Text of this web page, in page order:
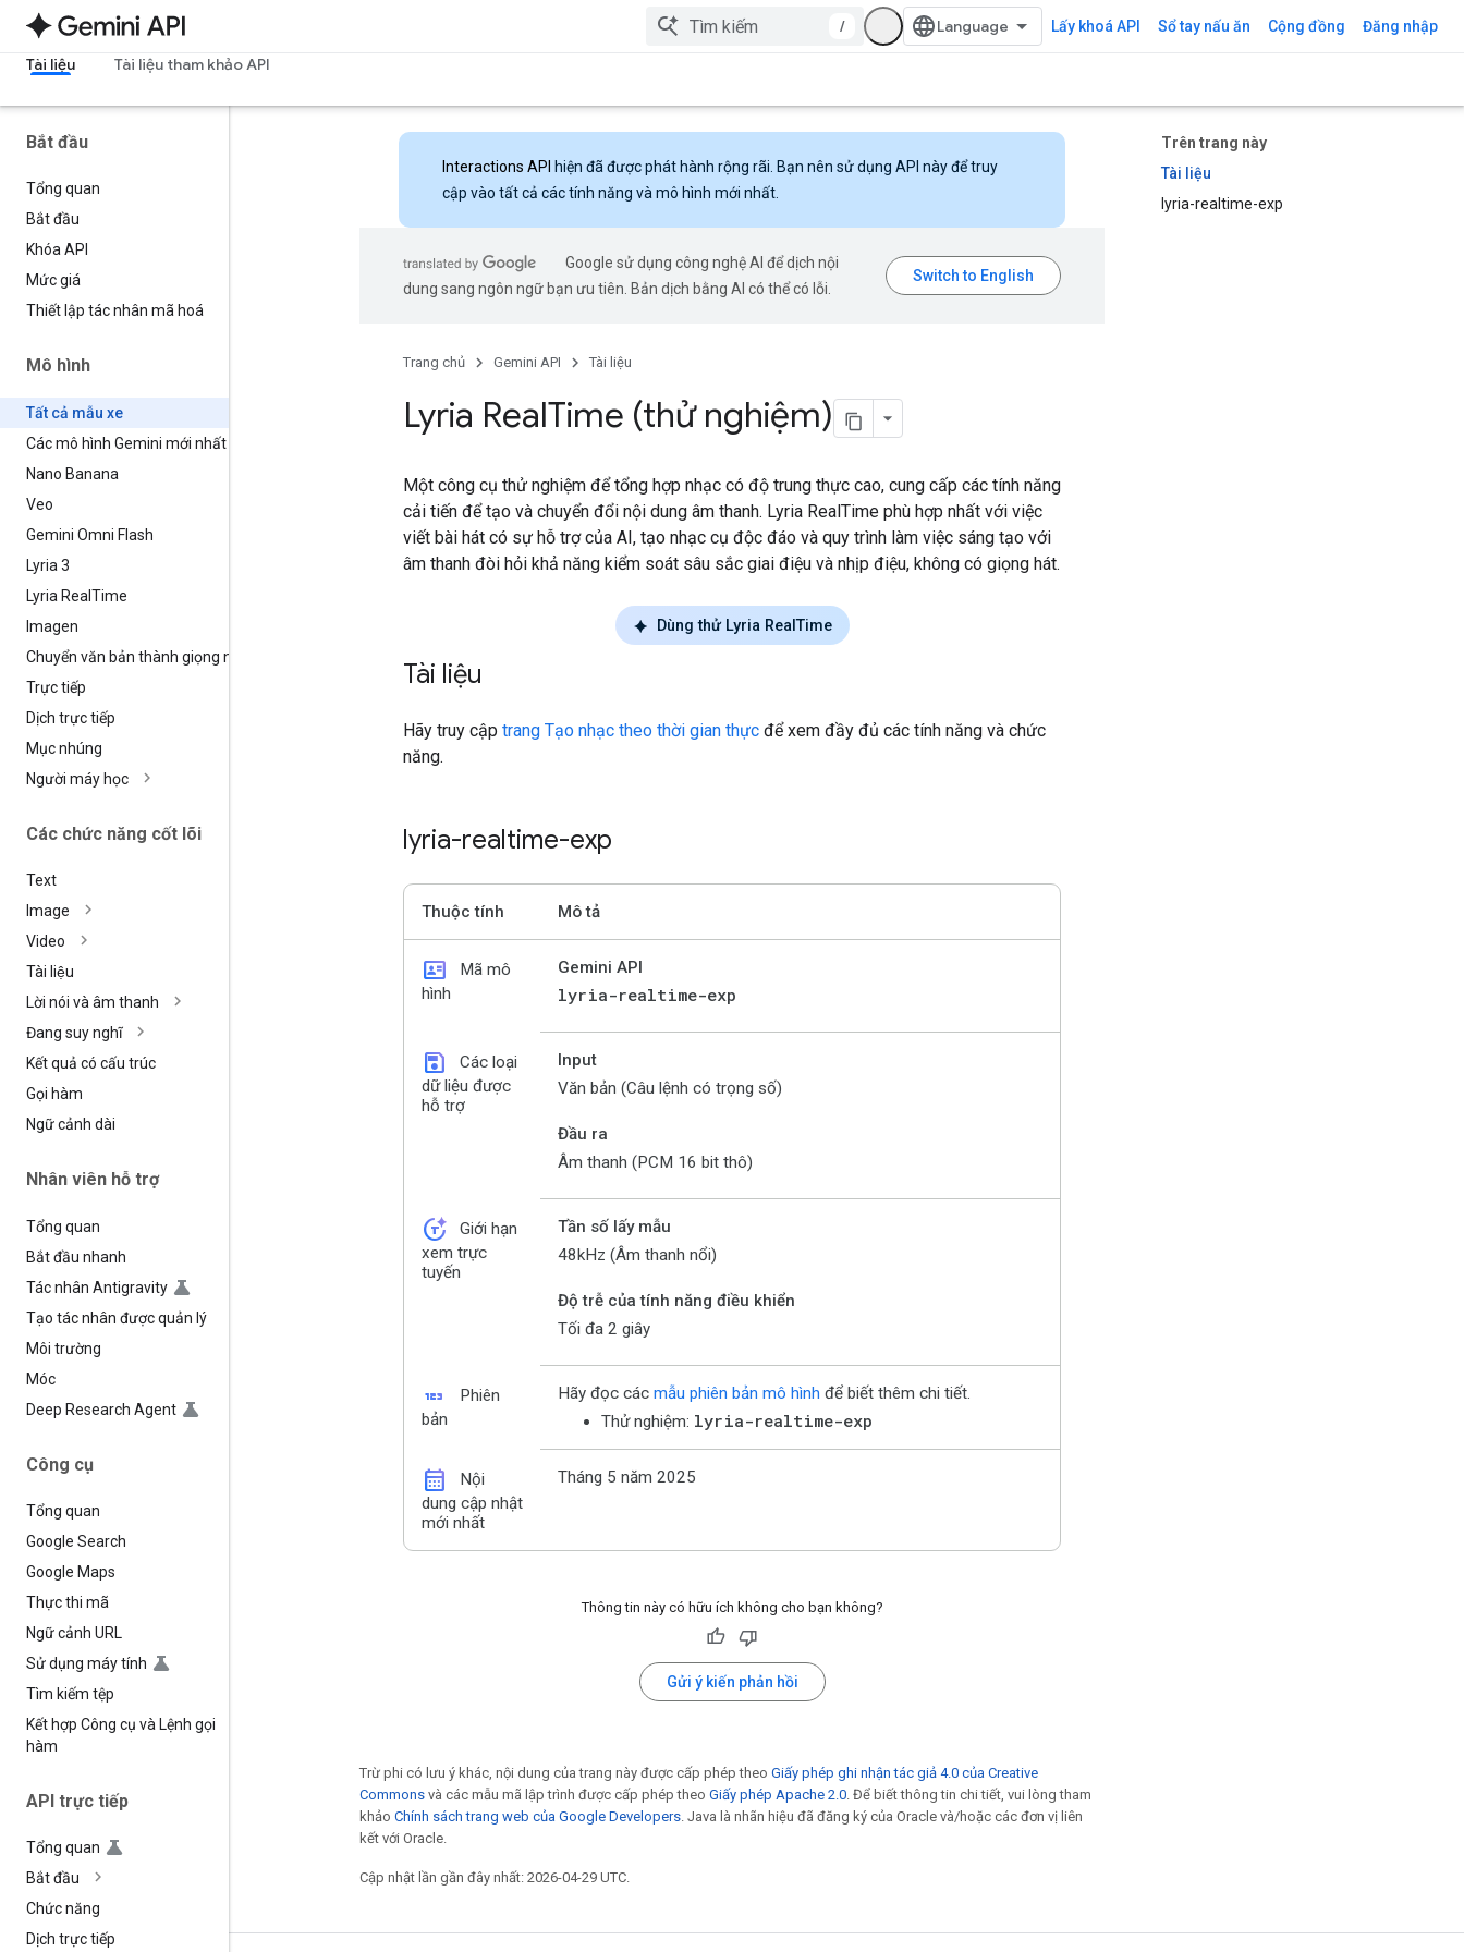
/ Lấy khoá API Sổ tay nấu ăn Cộng đồng Đăng nhập
Tài liệu Tài liệu tham khảo API
Bắt đầu
Tổng quan
Bắt đầu
Khóa API
Mức giá
Thiết lập tác nhân mã hoá
Mô hình
Tất cả mẫu xe
Các mô hình Gemini mới nhất
Nano Banana
Veo
Gemini Omni Flash
Lyria 3
Lyria Real Time
Imagen
Chuyển văn bản thành giọng nói
Trực tiếp
Dịch trực tiếp
Mục nhúng
Người máy học
Các chức năng cốt lõi
Text
Image
Video
Tài liệu
Lời nói và âm thanh
Đang suy nghĩ
Kết quả có cấu trúc
Gọi hàm
Ngữ cảnh dài
Nhân viên hỗ trợ
Tổng quan
Bắt đầu nhanh
Tác nhân Antigravity
Tạo tác nhân được quản lý
Môi trường
Móc
Deep Research Agent
Công cụ
Tổng quan
Google Search
Google Maps
Thực thi mã
Ngữ cảnh URL
Sử dụng máy tính
Tìm kiếm tệp
Kết hợp Công cụ và Lệnh gọi
hàm
API trực tiếp
Tổng quan
Bắt đầu
Chức năng
Dịch trực tiếp
Trên trang này
Tài liệu
lyria-realtime-exp
Interactions API hiện đã được phát hành rộng rãi. Bạn nên sử dụng API này để truy
cập vào tất cả các tính năng và mô hình mới nhất.
Google sử dụng công nghệ AI để dịch nội
dung sang ngôn ngữ bạn ưu tiên. Bản dịch bằng AI có thể có lỗi.
Trang chủ Gemini API Tài liệu
Lyria RealTime (thử nghiệm)
Một công cụ thử nghiệm để tổng hợp nhạc có độ trung thực cao, cung cấp các tính năng
cải tiến để tạo và chuyển đổi nội dung âm thanh. Lyria RealTime phù hợp nhất với việc
viết bài hát có sự hỗ trợ của AI, tạo nhạc cụ độc đáo và quy trình làm việc sáng tạo với
âm thanh đòi hỏi khả năng kiểm soát sâu sắc giai điệu và nhịp điệu, không có giọng hát.
Dùng thử Lyria RealTime
Tài liệu
Hãy truy cập trang Tạo nhạc theo thời gian thực để xem đầy đủ các tính năng và chức
năng.
lyria-realtime-exp
Thuộc tính Mô tả
id_card
Mã mô
hình
Gemini API
lyria-realtime-exp
save
Các loại
dữ liệu được
hỗ trợ
Input
Văn bản (Câu lệnh có trọng số)
Đầu ra
Âm thanh (PCM 16 bit thô)
token_auto
Giới hạn
xem trực
tuyến
Tần số lấy mẫu
48kHz (Âm thanh nổi)
Độ trễ của tính năng điều khiển
Tối đa 2 giây
123
Phiên
bản
Hãy đọc các mẫu phiên bản mô hình để biết thêm chi tiết.
Thử nghiệm: lyria-realtime-exp
calendar_month
Nội
dung cập nhật
mới nhất
Tháng 5 năm 2025
Thông tin này có hữu ích không cho bạn không?
Gửi ý kiến phản hồi
Trừ phi có lưu ý khác, nội dung của trang này được cấp phép theo Giấy phép ghi nhận tác giả 4.0 của Creative
Commons và các mẫu mã lập trình được cấp phép theo Giấy phép Apache 2.0. Để biết thông tin chi tiết, vui lòng tham
khảo Chính sách trang web của Google Developers. Java là nhãn hiệu đã đăng ký của Oracle và/hoặc các đơn vị liên
kết với Oracle.
Cập nhật lần gần đây nhất: 2026-04-29 UTC.